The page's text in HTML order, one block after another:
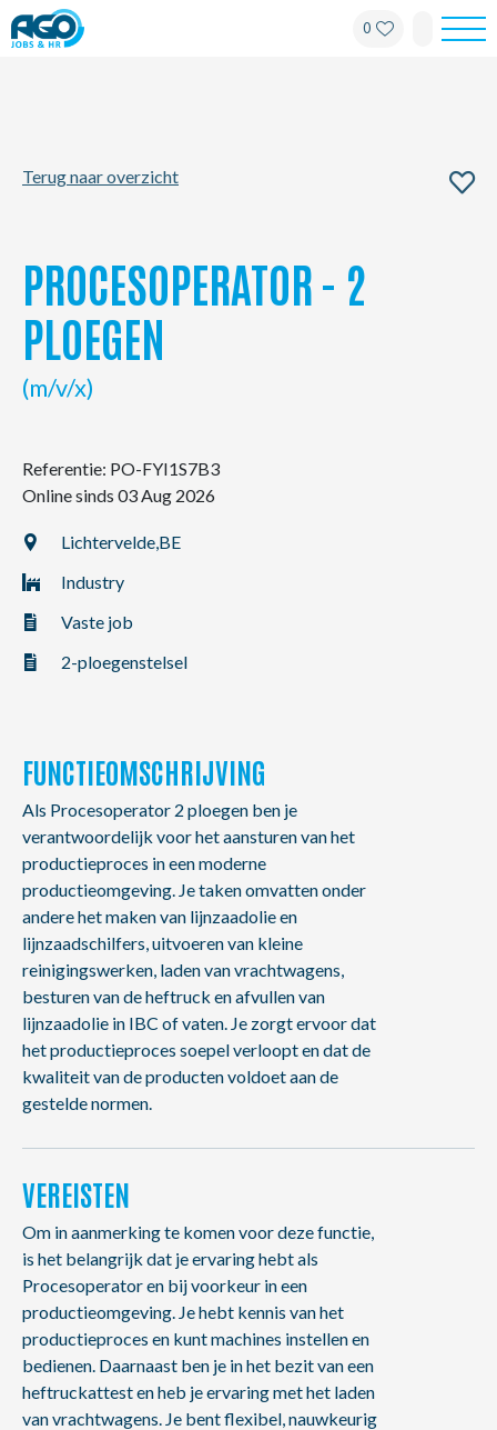
0
Kantoren
My AGO
NL FR EN
Terug naar overzicht
PROCESOPERATOR - 2
PLOEGEN
(m/v/x)
Referentie: PO-FYI1S7B3
Online sinds 03 Aug 2026
Lichtervelde,BE
Industry
Vaste job
2-ploegenstelsel
FUNCTIEOMSCHRIJVING
Als Procesoperator 2 ploegen ben je
verantwoordelijk voor het aansturen van het
productieproces in een moderne
productieomgeving. Je taken omvatten onder
andere het maken van lijnzaadolie en
lijnzaadschilfers, uitvoeren van kleine
reinigingswerken, laden van vrachtwagens,
besturen van de heftruck en afvullen van
lijnzaadolie in IBC of vaten. Je zorgt ervoor dat
het productieproces soepel verloopt en dat de
kwaliteit van de producten voldoet aan de
gestelde normen.
VEREISTEN
Om in aanmerking te komen voor deze functie,
is het belangrijk dat je ervaring hebt als
Procesoperator en bij voorkeur in een
productieomgeving. Je hebt kennis van het
productieproces en kunt machines instellen en
bedienen. Daarnaast ben je in het bezit van een
heftruckattest en heb je ervaring met het laden
van vrachtwagens. Je bent flexibel, nauwkeurig